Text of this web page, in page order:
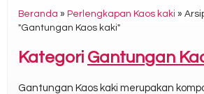
Beranda » Perlengkapan Kaos kaki »
"Gantungan Kaos kaki"
Kategori Gantungan
Gantungan Kaos kaki merupakan